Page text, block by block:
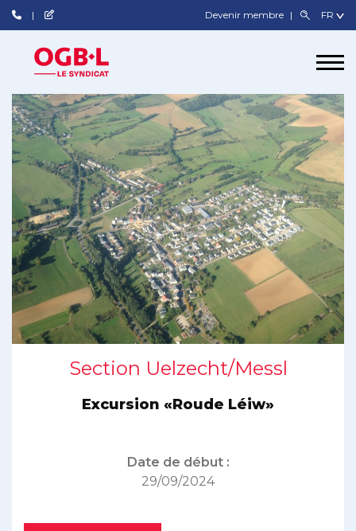
Devenir membre
Section Uelzecht/Messl
Excursion «Roude Léiw»
Date de début :
29/09/2024